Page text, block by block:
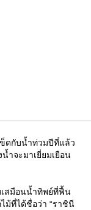
ดกับน้ำท่วมปีที่แล้ว
ำจะมาเยี่ยมเยือน
มือนน้ำทิพย์ที่ฟื้น
ม้ที่ได้ชื่อว่า “ราชินี